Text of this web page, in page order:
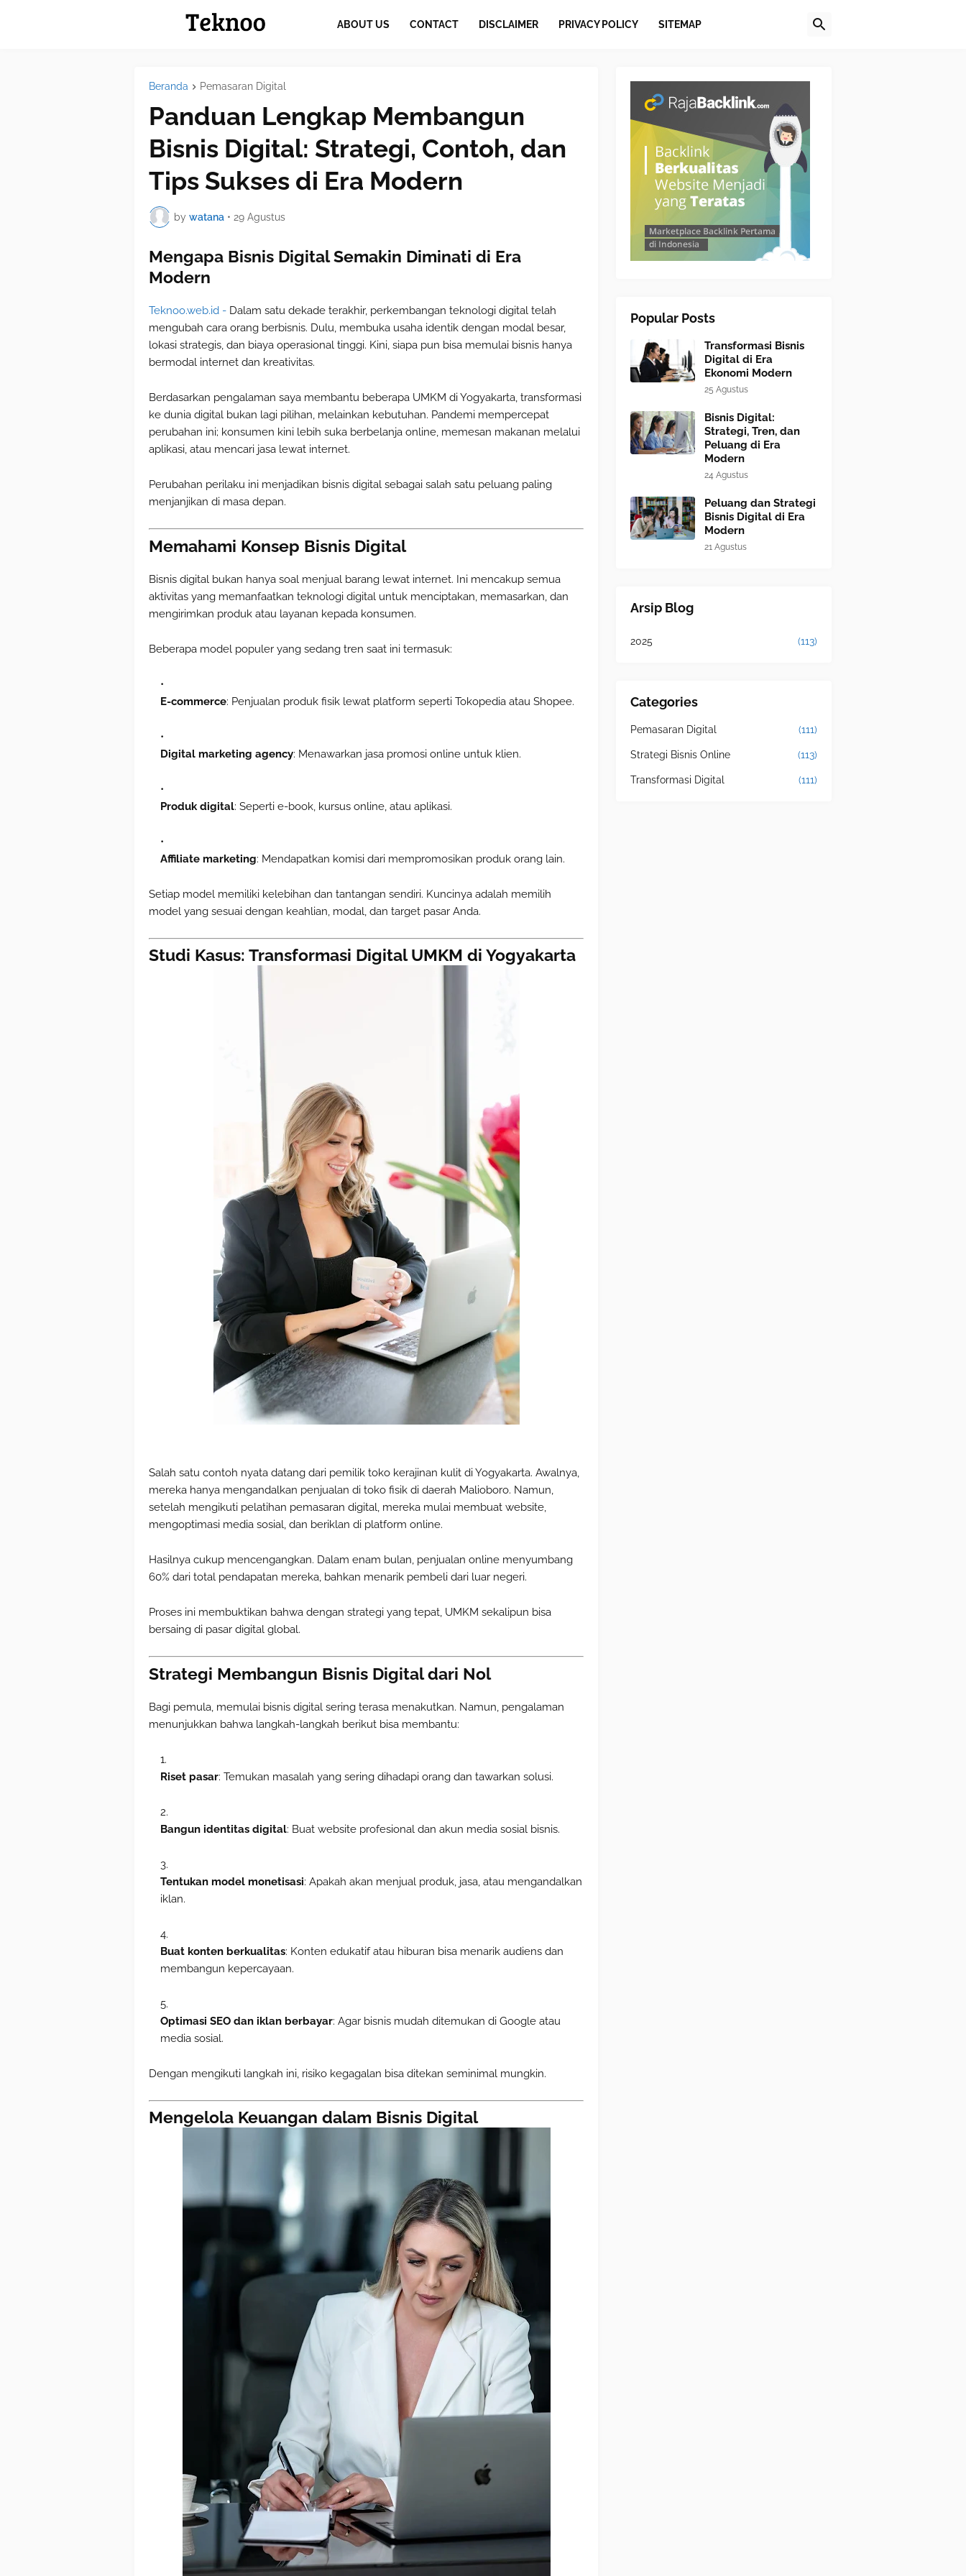
ABOUT US CONTACT DISCLAIMER PRIVACY POLICY SITEMAP
Beranda Pemasaran Digital
Panduan Lengkap Membangun
Bisnis Digital: Strategi, Contoh, dan
Tips Sukses di Era Modern
by watana • 29 Agustus
Mengapa Bisnis Digital Semakin Diminati di Era
Modern
Teknoo.web.id - Dalam satu dekade terakhir, perkembangan teknologi digital telah
mengubah cara orang berbisnis. Dulu, membuka usaha identik dengan modal besar,
lokasi strategis, dan biaya operasional tinggi. Kini, siapa pun bisa memulai bisnis hanya
bermodal internet dan kreativitas.
Berdasarkan pengalaman saya membantu beberapa UMKM di Yogyakarta, transformasi
ke dunia digital bukan lagi pilihan, melainkan kebutuhan. Pandemi mempercepat
perubahan ini; konsumen kini lebih suka berbelanja online, memesan makanan melalui
aplikasi, atau mencari jasa lewat internet.
Perubahan perilaku ini menjadikan bisnis digital sebagai salah satu peluang paling
menjanjikan di masa depan.
Memahami Konsep Bisnis Digital
Bisnis digital bukan hanya soal menjual barang lewat internet. Ini mencakup semua
aktivitas yang memanfaatkan teknologi digital untuk menciptakan, memasarkan, dan
mengirimkan produk atau layanan kepada konsumen.
Beberapa model populer yang sedang tren saat ini termasuk:
E-commerce: Penjualan produk fisik lewat platform seperti Tokopedia atau Shopee.
Digital marketing agency: Menawarkan jasa promosi online untuk klien.
Produk digital: Seperti e-book, kursus online, atau aplikasi.
Affiliate marketing: Mendapatkan komisi dari mempromosikan produk orang lain.
Setiap model memiliki kelebihan dan tantangan sendiri. Kuncinya adalah memilih
model yang sesuai dengan keahlian, modal, dan target pasar Anda.
Studi Kasus: Transformasi Digital UMKM di Yogyakarta
Salah satu contoh nyata datang dari pemilik toko kerajinan kulit di Yogyakarta. Awalnya,
mereka hanya mengandalkan penjualan di toko fisik di daerah Malioboro. Namun,
setelah mengikuti pelatihan pemasaran digital, mereka mulai membuat website,
mengoptimasi media sosial, dan beriklan di platform online.
Hasilnya cukup mencengangkan. Dalam enam bulan, penjualan online menyumbang
60% dari total pendapatan mereka, bahkan menarik pembeli dari luar negeri.
Proses ini membuktikan bahwa dengan strategi yang tepat, UMKM sekalipun bisa
bersaing di pasar digital global.
Strategi Membangun Bisnis Digital dari Nol
Bagi pemula, memulai bisnis digital sering terasa menakutkan. Namun, pengalaman
menunjukkan bahwa langkah-langkah berikut bisa membantu:
Riset pasar: Temukan masalah yang sering dihadapi orang dan tawarkan solusi.
Bangun identitas digital: Buat website profesional dan akun media sosial bisnis.
Tentukan model monetisasi: Apakah akan menjual produk, jasa, atau mengandalkan
iklan.
Buat konten berkualitas: Konten edukatif atau hiburan bisa menarik audiens dan
membangun kepercayaan.
Optimasi SEO dan iklan berbayar: Agar bisnis mudah ditemukan di Google atau
media sosial.
Dengan mengikuti langkah ini, risiko kegagalan bisa ditekan seminimal mungkin.
Mengelola Keuangan dalam Bisnis Digital
Popular Posts
Transformasi Bisnis
Digital di Era
Ekonomi Modern
25 Agustus
Bisnis Digital:
Strategi, Tren, dan
Peluang di Era
Modern
24 Agustus
Peluang dan Strategi
Bisnis Digital di Era
Modern
21 Agustus
Arsip Blog
2025 (113)
Categories
Pemasaran Digital (111)
Strategi Bisnis Online (113)
Transformasi Digital (111)